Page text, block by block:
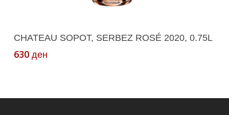
Додади Во Кошничка
CHATEAU SOPOT, SERBEZ ROSÉ 2020, 0.75L
630 ден